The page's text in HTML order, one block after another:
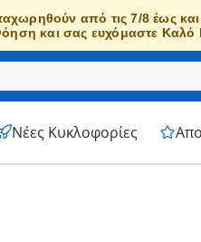
από τις 7/8 έως
και σας ευχόμαστε Καλό
Νέες Κυκλοφορίες